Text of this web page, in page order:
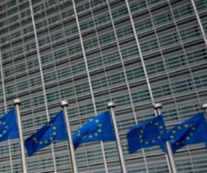
GJURMË
INTERVISTA EMISION
KONAKU
KU E KISHIM FJALEN
LIGJERATE FETARE
PARADITE ME NE